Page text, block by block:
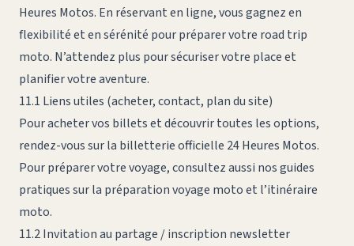
Heures Motos. En réservant en ligne, vous gagnez en
flexibilité et en sérénité pour préparer votre road trip
moto. N’attendez plus pour sécuriser votre place et
planifier votre aventure.
11.1 Liens utiles (acheter, contact, plan du site)
Pour acheter vos billets et découvrir toutes les options,
rendez-vous sur la billetterie officielle 24 Heures Motos.
Pour préparer votre voyage, consultez aussi nos guides
pratiques sur la préparation voyage motoet l’itinéraire
moto.
11.2 Invitation au partage / inscription newsletter